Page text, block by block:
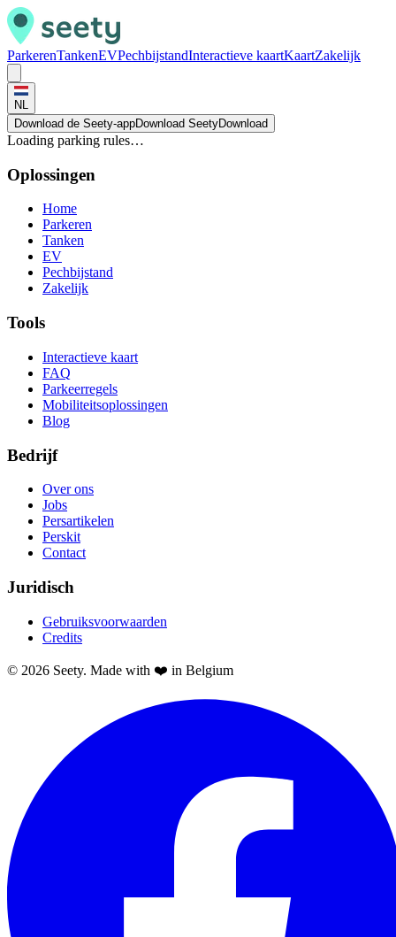
ParkerenTankenEVPechbijstandInteractieve kaartKaartZakelijk
NL
Download de Seety-appDownload SeetyDownload
Loading parking rules…
Oplossingen
Home
Parkeren
Tanken
EV
Pechbijstand
Zakelijk
Tools
Interactieve kaart
FAQ
Parkeerregels
Mobiliteitsoplossingen
Blog
Bedrijf
Over ons
Jobs
Persartikelen
Perskit
Contact
Juridisch
Gebruiksvoorwaarden
Credits
© 2026 Seety. Made with ❤️ in Belgium